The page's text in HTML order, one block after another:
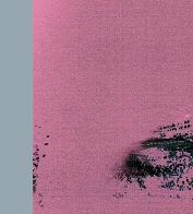
FOR
ERNST
CENTRE 1997-
RECORDS